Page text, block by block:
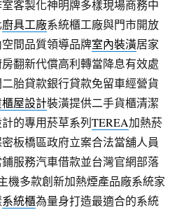
客製化神明牌多樣現場商務中
廚具工廠系統櫃工廠與門市開放
間品質領導品牌室內裝潢居家
翻新代償高利轉當降息有效處
胎貸款銀行貸款免留車經營貨
櫃屋設計裝潢提供二手貨櫃清潔
的專用菸草系列TEREA加熱菸
板橋區政府立案合法當舖人員
服務汽車借款並台灣官網部落
機多款創新加熱煙產品廠系統家
系統櫃為量身打造最適合的系統